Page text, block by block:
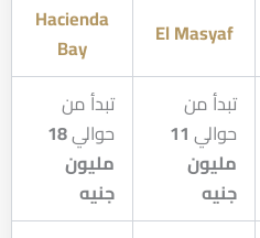
El Masyaf
Hacienda
Bay
تبدأ من
حوالي 11
مليون
جنيه
تبدأ من
حوالي18
مليون
جنيه